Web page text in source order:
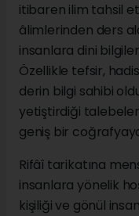
itibaren ilim tahsil
âlimlerinden ders
insanlara dini
Özellikle tefsir,
derin bilgi sahibi
yetiştirdiği talebeler
geniş bir
Rifâî tarikatına
insanlara yönelik
kişiliği ve gönül